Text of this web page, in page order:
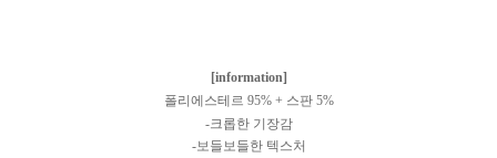
[information]
폴리에스테르 95% + 스판 5%
-크롭한 기장감
-보들보들한 텍스처